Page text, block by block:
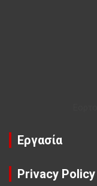
Εργασία
Privacy Policy